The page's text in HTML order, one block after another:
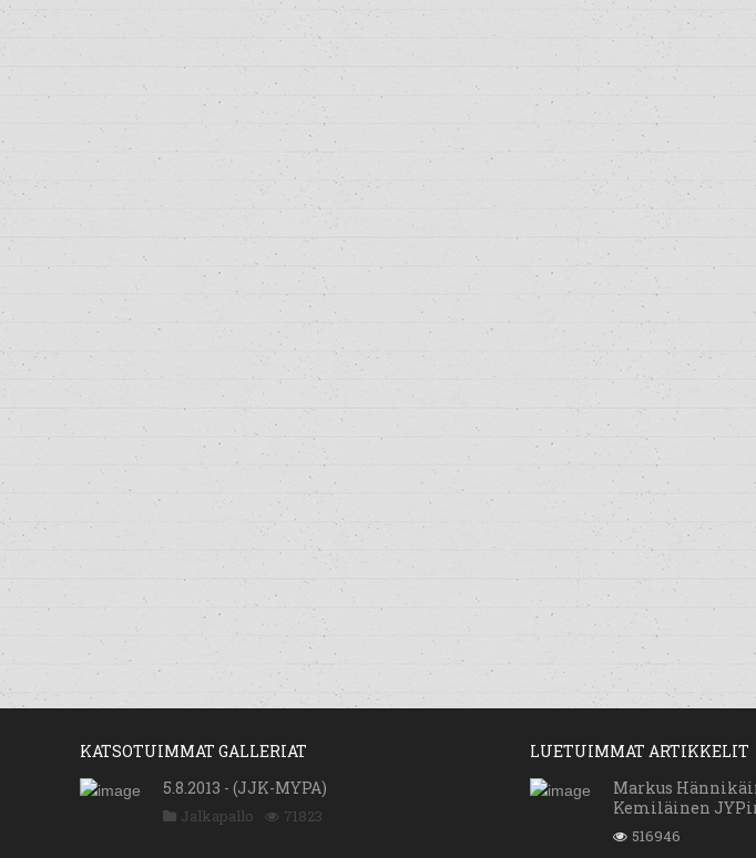
KATSOTUIMMAT GALLERIAT
5.8.2013 - (JJK-MYPA)
Jalkapallo 71823
LUETUIMMAT ARTIKKELIT
Markus
Kemiläinen
516946